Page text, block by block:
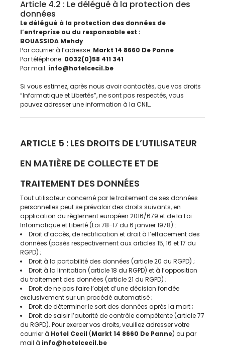
Article 4.2 : Le délégué à la protection des
données
Le délégué à la protection des données de
l’entreprise ou du responsable est :
BOUASSIDA Mehdy
Par courrier à l’adresse: Markt 14 8660 De Panne
Par téléphone: 0032(0)58 411 341
Par mail: info@hotelcecil.be
Si vous estimez, après nous avoir contactés, que vos droits
“Informatique et Libertés”, ne sont pas respectés, vous
pouvez adresser une information à la CNIL.
ARTICLE 5 : LES DROITS DE L’UTILISATEUR
EN MATIÈRE DE COLLECTE ET DE
TRAITEMENT DES DONNÉES
Tout utilisateur concerné par le traitement de ses données
personnelles peut se prévaloir des droits suivants, en
application du règlement européen 2016/679 et de la Loi
Informatique et Liberté (Loi 78-17 du 6 janvier 1978) :
Droit d’accès, de rectification et droit à l’effacement des
données (posés respectivement aux articles 15, 16 et 17 du
RGPD) ;
Droit à la portabilité des données (article 20 du RGPD) ;
Droit à la limitation (article 18 du RGPD) et à l’opposition
du traitement des données (article 21 du RGPD) ;
Droit de ne pas faire l’objet d’une décision fondée
exclusivement sur un procédé automatisé ;
Droit de déterminer le sort des données après la mort ;
Droit de saisir l’autorité de contrôle compétente (article 77
du RGPD). Pour exercer vos droits, veuillez adresser votre
courrier à Hotel Cecil (Markt 14 8660 De Panne) ou par
mail à info@hotelcecil.be